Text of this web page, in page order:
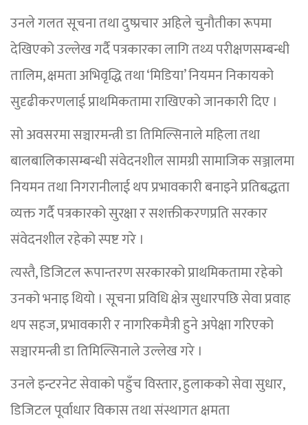
उनले गलत सूचना तथा दुष्प्रचार अहिले चुनौतीका रूपमा
देखिएको उल्लेख गर्दै पत्रकारका लागि तथ्य परीक्षणसम्बन्धी
तालिम, क्षमता अभिवृद्धि तथा ‘मिडिया’ नियमन निकायको
सुदृढीकरणलाई प्राथमिकतामा राखिएको जानकारी दिए ।
सो अवसरमा सञ्चारमन्त्री डा तिमिल्सिनाले महिला तथा
बालबालिकासम्बन्धी संवेदनशील सामग्री सामाजिक सञ्जालमा
नियमन तथा निगरानीलाई थप प्रभावकारी बनाइने प्रतिबद्धता
व्यक्त गर्दै पत्रकारको सुरक्षा र सशक्तीकरणप्रति सरकार
संवेदनशील रहेको स्पष्ट गरे ।
त्यस्तै, डिजिटल रूपान्तरण सरकारको प्राथमिकतामा रहेको
उनको भनाइ थियो । सूचना प्रविधि क्षेत्र सुधारपछि सेवा प्रवाह
थप सहज, प्रभावकारी र नागरिकमैत्री हुने अपेक्षा गरिएको
सञ्चारमन्त्री डा तिमिल्सिनाले उल्लेख गरे ।
उनले इन्टरनेट सेवाको पहुँच विस्तार, हुलाकको सेवा सुधार,
डिजिटल पूर्वाधार विकास तथा संस्थागत क्षमता